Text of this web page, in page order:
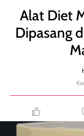
Alat Diet
Dipasang